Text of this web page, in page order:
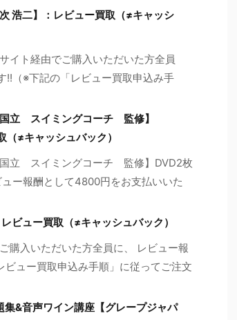
浩二】：レビュー買取（≠キャッシ
イト経由でご購入いただいた方全員
!!（※下記の「レビュー買取申込み手
立 スイミングコーチ 監修】
≠キャッシュバック）
国立 スイミングコーチ 監修】DVD2枚
ー報酬として4800円をお支払いいた
ビュー買取（≠キャッシュバック）
購入いただいた方全員に、 レビュー報
ュー買取申込み手順」に従ってご注文
&音声ワイン講座【グレープジャパ